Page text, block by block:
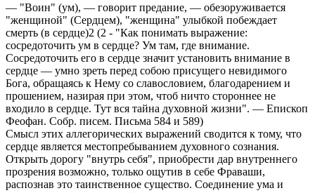
— "Воин" (ум), — говорит предание, — обезоруживается
"женщиной" (Сердцем), "женщина" улыбкой побеждает
смерть (в сердце)2 (2 - "Как понимать выражение:
сосредоточить ум в сердце? Ум там, где внимание.
Сосредоточить его в сердце значит установить внимание в
сердце — умно зреть перед собою присущего невидимого
Бога, обращаясь к Нему со славословием, благодарением и
прошением, назирая при этом, чтоб ничто стороннее не
входило в сердце. Тут вся тайна духовной жизни". — Епископ
Феофан. Собр. писем. Письма 584 и 589)
Смысл этих аллегорических выражений сводится к тому, что
сердце является местопребыванием духовного сознания.
Открыть дорогу "внутрь себя", приобрести дар внутреннего
прозрения возможно, только ощутив в себе Фраваши,
распознав это таинственное существо. Соединение ума и